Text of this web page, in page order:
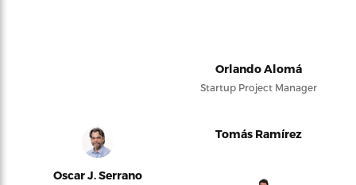
Orlando Alomá
Startup Project Manager
Oscar J. Serrano
Tomás Ramírez